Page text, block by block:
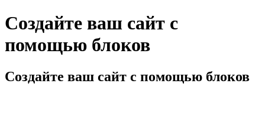
Button
Создайте ваш сайт с
помощью блоков
Создайте ваш сайт с помощью блоков